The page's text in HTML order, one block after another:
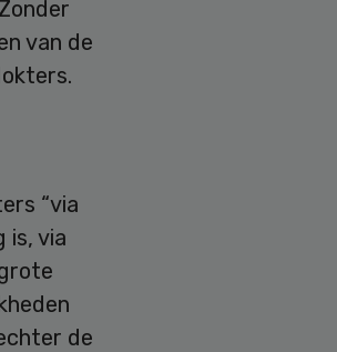
van de
“via
is, via
de